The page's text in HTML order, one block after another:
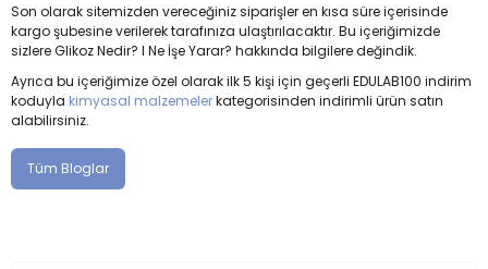
Son olarak sitemizden vereceğiniz siparişler en kısa süre içerisinde
kargo şubesine verilerek tarafınıza ulaştırılacaktır. Bu içeriğimizde
sizlere Glikoz Nedir? I Ne İşe Yarar? hakkında bilgilere değindik.
Ayrıca bu içeriğimize özel olarak ilk 5 kişi için geçerli EDULAB100 indirim
koduyla kimyasal malzemelerkategorisinden indirimli ürün satın
alabilirsiniz.
Tüm Bloglar